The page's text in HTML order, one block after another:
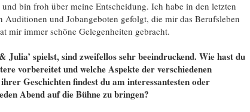
bin froh über meine Entscheidung. Ich habe in den letzten
Auditionen und Jobangeboten gefolgt, die mir das Berufsleben
mir immer schöne Gelegenheiten gebracht.
Julia’ spielst, sind zweifellos sehr beeindruckend. Wie hast du
vorbereitet und welche Aspekte der verschiedenen
Geschichten findest du am interessantesten oder
Abend auf die Bühne zu bringen?